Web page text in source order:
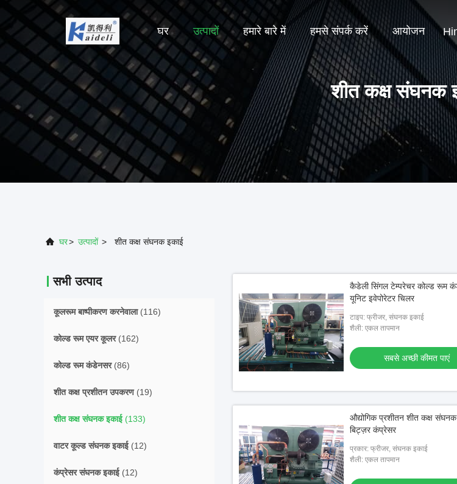
घर उत्पादों हमारे बारे में हमसे संपर्क करें आयोजन
शीत कक्ष संघनक
घर> उत्पादों > शीत कक्ष संघनक इकाई
सभी उत्पाद
कूलरूम बाष्पीकरण करनेवाला(116)
कोल्ड रूम एयर कूलर(162)
कोल्ड रूम कंडेनसर(86)
शीत कक्ष प्रशीतन उपकरण(19)
शीत कक्ष संघनक इकाई(133)
वाटर कूल्ड संघनक इकाई(12)
कंप्रेसर संघनक इकाई(12)
कैडेली सिंगल टेम्परेचर कोल्ड रूम
यूनिट इवेपोरेटर चिलर
टाइप: फ्रीजर, संघनक इकाई
शैली: एकल तापमान
सबसे अच्छी कीमत पाएं
औद्योगिक प्रशीतन शीत कक्ष
बिट्ज़र कंप्रेसर
प्रकार: फ्रीजर, संघनक इकाई
शैली: एकल तापमान